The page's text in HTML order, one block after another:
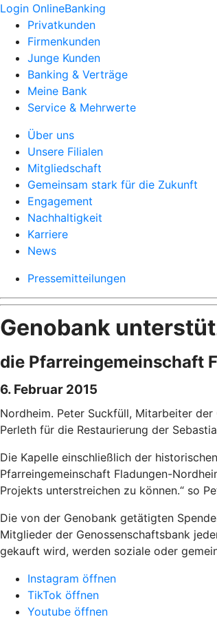
Login OnlineBanking
Privatkunden
Firmenkunden
Junge Kunden
Banking & Verträge
Meine Bank
Service & Mehrwerte
Über uns
Unsere Filialen
Mitgliedschaft
Gemeinsam stark für die Zukunft
Engagement
Nachhaltigkeit
Karriere
News
Pressemitteilungen
Genobank
die Pfarreingemeinschaft
6. Februar 2015
Nordheim. Peter Suckfüll, Mitarbeiter
Perleth für die Restaurierung der
Die Kapelle einschließlich der
Pfarreingemeinschaft Fladungen-
Projekts unterstreichen zu können.“ so
Die von der Genobank getätigten
Mitglieder der Genossenschaftsbank
gekauft wird, werden soziale oder
Instagram öffnen
TikTok öffnen
Youtube öffnen